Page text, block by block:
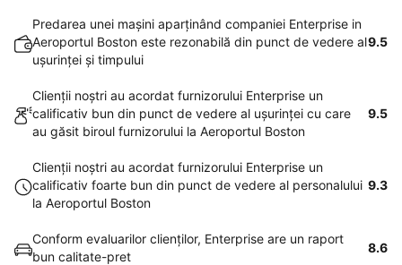
Predarea unei maşini aparţinând companiei Enterprise in
Aeroportul Boston este rezonabilă din punct de vedere al
uşurinţei şi timpului
9.5
Clienţii noştri au acordat furnizorului Enterprise un
calificativ bun din punct de vedere al uşurinţei cu care
au găsit biroul furnizorului la Aeroportul Boston
9.5
Clienţii noştri au acordat furnizorului Enterprise un
calificativ foarte bun din punct de vedere al personalului
la Aeroportul Boston
9.3
Conform evaluarilor clienţilor, Enterprise are un raport
bun calitate-pret
8.6